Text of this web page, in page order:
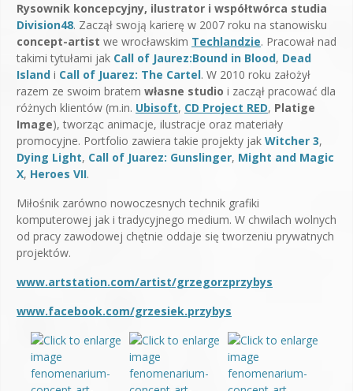
Rysownik koncepcyjny, ilustrator i współtwórca studia
Division48. Zaczął swoją karierę w 2007 roku na stanowisku
concept-artist we wrocławskim Techlandzie. Pracował nad
takimi tytułami jak Call of Jaurez:Bound in Blood, Dead
Island i Call of Juarez: The Cartel. W 2010 roku założył
razem ze swoim bratem własne studio i zaczął pracować dla
różnych klientów (m.in. Ubisoft, CD Project RED, Platige
Image), tworząc animacje, ilustracje oraz materiały
promocyjne. Portfolio zawiera takie projekty jak Witcher 3,
Dying Light, Call of Juarez: Gunslinger, Might and Magic
X, Heroes VII.
Miłośnik zarówno nowoczesnych technik grafiki
komputerowej jak i tradycyjnego medium. W chwilach wolnych
od pracy zawodowej chętnie oddaje się tworzeniu prywatnych
projektów.
www.artstation.com/artist/grzegorzprzybys
www.facebook.com/grzesiek.przybys